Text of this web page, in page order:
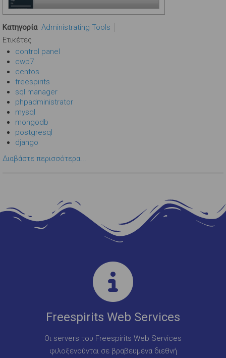
Κατηγορία Administrating Tools
Ετικέτες
control panel
cwp7
centos
freespirits
sql manager
phpadministrator
mysql
mongodb
postgresql
django
Διαβάστε περισσότερα...
Freespirits Web Services
Οι servers του Freespirits Web Services
φιλοξενούνται σε βραβευμένα διεθνή